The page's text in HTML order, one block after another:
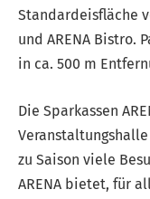
Standardeisfläche
und ARENA Bistro.
in ca. 500 m
Die Sparkassen
zu Saison viele
ARENA bietet, für